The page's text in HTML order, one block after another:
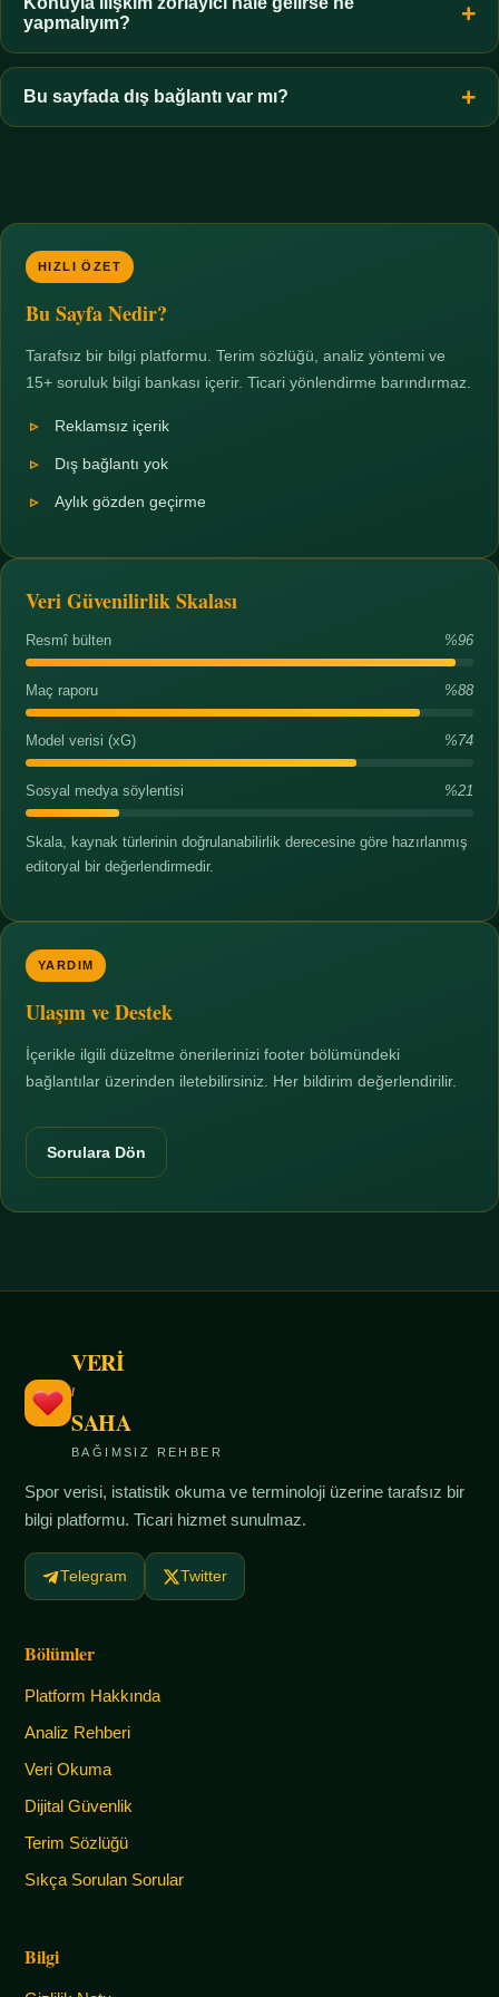
zorunluluktur.
yapmalıyım?
Zaman sınırı koyun, harcadığınız süreyi ölçün ve gerekirse
profesyonel destek alın. Türkiye'de ücretsiz danışma hatları
mevcuttur; yardım istemek güçlü bir adımdır.
Bu sayfada dış bağlantı var mı?
HIZLI ÖZET
Bu Sayfa Nedir?
Tarafsız bir bilgi platformu. Terim sözlüğü, analiz yöntemi ve
15+ soruluk bilgi bankası içerir. Ticari yönlendirme barındırmaz.
Reklamsız içerik
Dış bağlantı yok
Aylık gözden geçirme
Veri Güvenilirlik Skalası
Resmî bülten %96
Maç raporu %88
Model verisi (xG) %74
Sosyal medya söylentisi %21
Skala, kaynak türlerinin doğrulanabilirlik derecesine göre hazırlanmış
editoryal bir değerlendirmedir.
YARDIM
Ulaşım ve Destek
İçerikle ilgili düzeltme önerilerinizi footer bölümündeki
bağlantılar üzerinden iletebilirsiniz. Her bildirim değerlendirilir.
Sorulara Dön
VERİ
/
SAHA
BAĞIMSIZ REHBER
Spor verisi, istatistik okuma ve terminoloji üzerine tarafsız bir
bilgi platformu. Ticari hizmet sunulmaz.
Telegram Twitter
Bölümler
Platform Hakkında
Analiz Rehberi
Veri Okuma
Dijital Güvenlik
Terim Sözlüğü
Sıkça Sorulan Sorular
Bilgi